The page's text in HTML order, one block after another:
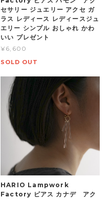
セサリー ジュエリー アクセ ガ
ラス レディース レディースジュ
エリー シンプル おしゃれ かわ
いい プレゼント
¥6,600
SOLD OUT
HARIO Lampwork
Factory ピアス カナデ アク